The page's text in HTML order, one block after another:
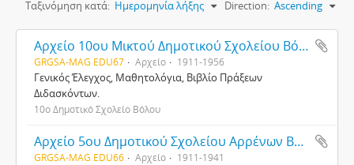
Ταξινόμηση κατά: Ημερομηνία λήξης Direction: Ascending
Αρχείο 10ου Μικτού Δημοτικού Σχολείου Βόλου
GRGSA-MAG EDU67 Αρχείο 1911-1956
Γενικός Έλεγχος, Μαθητολόγια, Βιβλίο Πράξεων
Διδασκόντων.
10ο Δημοτικό Σχολείο Βόλου
Αρχείο 5ου Δημοτικού Σχολείου Αρρένων Βόλου
GRGSA-MAG EDU66 Αρχείο 1911-1941